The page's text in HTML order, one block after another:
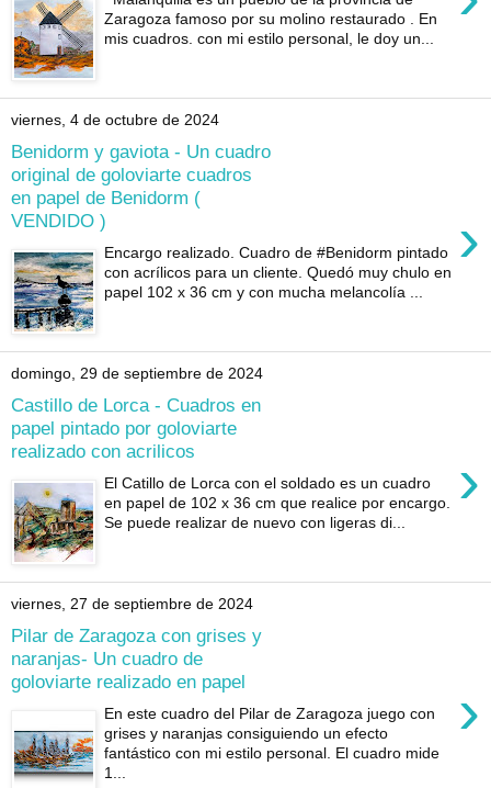
Zaragoza famoso por su molino restaurado . En
mis cuadros. con mi estilo personal, le doy un...
viernes, 4 de octubre de 2024
Benidorm y gaviota - Un cuadro
original de goloviarte cuadros
en papel de Benidorm (
VENDIDO )
›
Encargo realizado. Cuadro de #Benidorm pintado
con acrílicos para un cliente. Quedó muy chulo en
papel 102 x 36 cm y con mucha melancolía ...
domingo, 29 de septiembre de 2024
Castillo de Lorca - Cuadros en
papel pintado por goloviarte
realizado con acrilicos
›
El Catillo de Lorca con el soldado es un cuadro
en papel de 102 x 36 cm que realice por encargo.
Se puede realizar de nuevo con ligeras di...
viernes, 27 de septiembre de 2024
Pilar de Zaragoza con grises y
naranjas- Un cuadro de
goloviarte realizado en papel
›
En este cuadro del Pilar de Zaragoza juego con
grises y naranjas consiguiendo un efecto
fantástico con mi estilo personal. El cuadro mide
1...